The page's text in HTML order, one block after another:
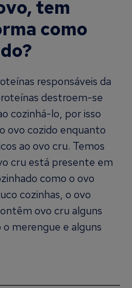
tem
como
responsáveis da
destroem-se
cozinhá-lo, por isso
ovo cozido enquanto
ao ovo cru. Temos
cru está presente em
como o ovo
cozinhas, o ovo
ovo cru alguns
merengue e alguns